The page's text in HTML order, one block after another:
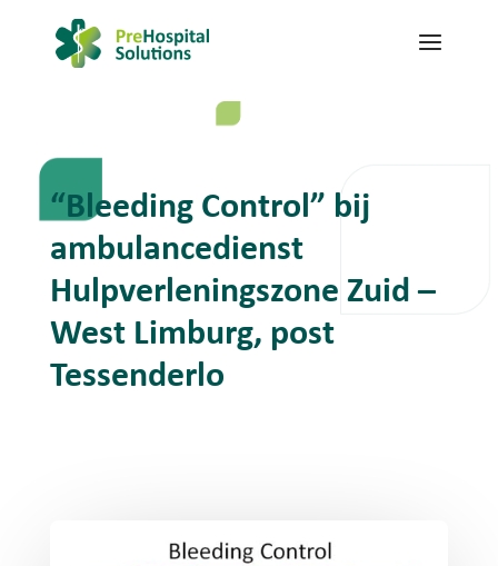
“Bleeding Control” bij
ambulancedienst
Hulpverleningszone Zuid –
West Limburg, post
Tessenderlo